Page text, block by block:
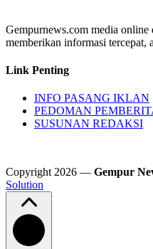
Gempurnews.com media online
memberikan informasi tercepat,
Link Penting
INFO PASANG IKLAN
PEDOMAN
SUSUNAN REDAKSI
Copyright 2026 — Gempur
Solution